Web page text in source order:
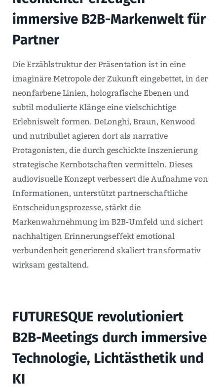
immersive B2B-Markenwelt für
Partner
Die Erzählstruktur der Präsentation ist in eine
imaginäre Metropole der Zukunft eingebettet, in der
neonfarbene Linien, holografische Ebenen und
subtil modulierte Klänge eine vielschichtige
Erlebniswelt formen. DeLonghi, Braun, Kenwood
und nutribullet agieren dort als narrative
Protagonisten, die durch geschickte Inszenierung
strategische Kernbotschaften vermitteln. Dieses
audiovisuelle Konzept verbessert die Aufnahme von
Informationen, unterstützt partnerschaftliche
Entscheidungsprozesse, stärkt die
Markenwahrnehmung im B2B-Umfeld und sichert
nachhaltigen Erinnerungseffekt emotional
verbundenheit generierend skaliert transformativ
wirksam gestaltend.
FUTURESQUE revolutioniert
B2B-Meetings durch immersive
Technologie, Lichtästhetik und
KI